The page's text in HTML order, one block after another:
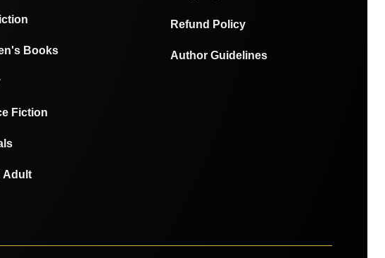
Books
Fiction
Adult
Refund Policy
Author Guidelines